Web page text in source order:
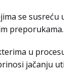
se susreću
preporukama.
u
jačanju